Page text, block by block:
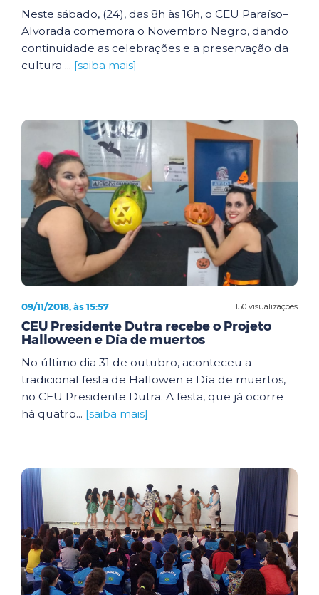
Neste sábado, (24), das 8h às 16h, o CEU Paraíso–
Alvorada comemora o Novembro Negro, dando
continuidade as celebrações e a preservação da
cultura ... [saiba mais]
1150 visualizações
09/11/2018, às 15:57
CEU Presidente Dutra recebe o Projeto
Halloween e Día de muertos
No último dia 31 de outubro, aconteceu a
tradicional festa de Hallowen e Día de muertos,
no CEU Presidente Dutra. A festa, que já ocorre
há quatro... [saiba mais]